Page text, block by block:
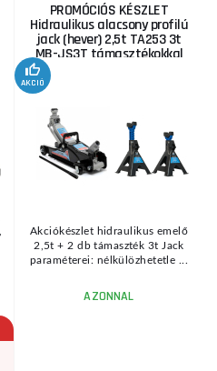
PROMÓCIÓS KÉSZLET
Hidraulikus alacsony profilú
jack (hever) 2,5t TA253 3t
MB-JS3T támasztékokkal
AKCIÓ
Akciókészlet hidraulikus emelő
2,5t + 2 db támaszték 3t Jack
paraméterei: nélkülözhetetle ...
AZONNAL